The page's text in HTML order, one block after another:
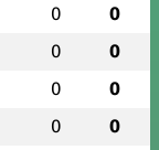
0 0
0 0
0 0
0 0